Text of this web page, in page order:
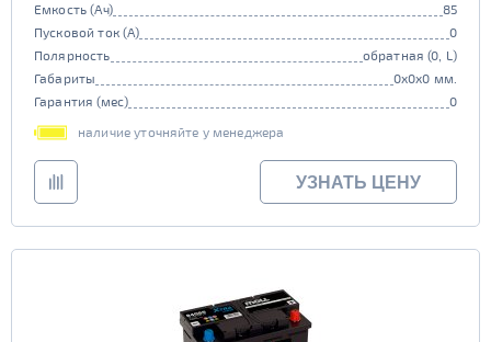
Емкость (Ач)
85
Пусковой ток (А)
0
Полярность
обратная (0, L)
Габариты
0x0x0 мм.
Гарантия (мес)
0
наличие уточняйте у менеджера
УЗНАТЬ ЦЕНУ